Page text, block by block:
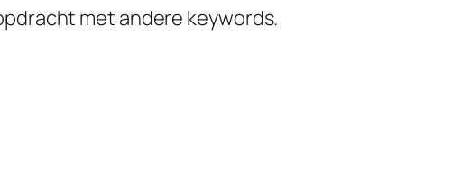
met andere keywords.